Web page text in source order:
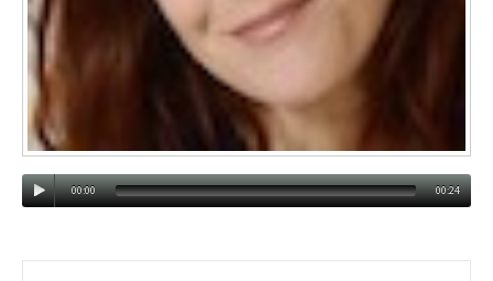
00:00 00:24